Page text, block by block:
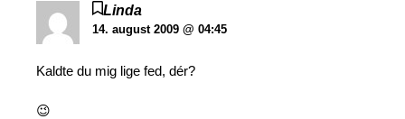
Linda
14. august 2009 @ 04:45
Kaldte du mig lige fed, dér?
😉